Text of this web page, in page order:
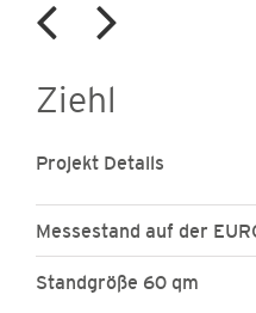
View
Image
Ziehl
Projekt Details
Messestand auf der
Standgröße 60 qm